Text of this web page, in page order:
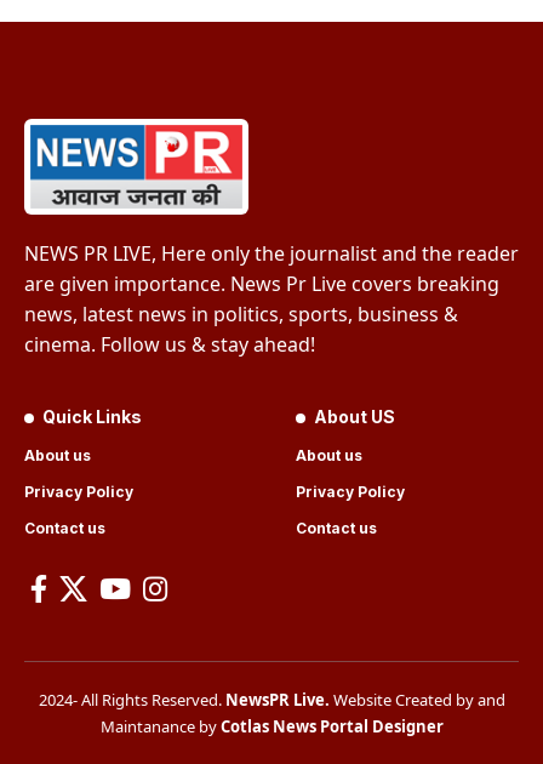
NEWS PR LIVE, Here only the journalist and the reader
are given importance. News Pr Live covers breaking
news, latest news in politics, sports, business &
cinema. Follow us & stay ahead!
Quick Links
About us
Privacy Policy
Contact us
About US
About us
Privacy Policy
Contact us
2024- All Rights Reserved. NewsPR Live. Website Created by and
Maintanance byCotlas News Portal Designer